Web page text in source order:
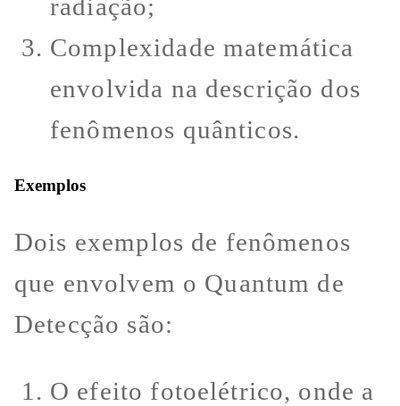
radiação;
Complexidade matemática
envolvida na descrição dos
fenômenos quânticos.
Exemplos
Dois exemplos de fenômenos
que envolvem o Quantum de
Detecção são:
O efeito fotoelétrico, onde a